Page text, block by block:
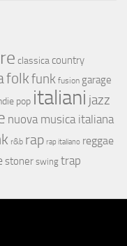
classica country
folkfunk fusion garage
pop italiani jazz
nuova musica italiana
r&b rap rap italiano reggae
stoner swing trap